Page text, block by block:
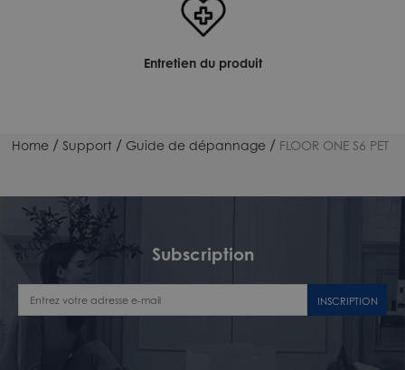
Entretien du produit
Home / Support / Guide de dépannage / FLOOR ONE S6 PET
Subscription
INSCRIPTION